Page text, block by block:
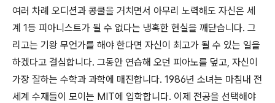
여러 차례 오디션과 콩쿨을 거치면서 아무리 노력해도 자신은 세
계 1등 피아니스트가 될 수 없다는 냉혹한 현실을 깨닫습니다. 그
리고는 기왕 무언가를 해야 한다면 자신이 최고가 될 수 있는 일을
하겠다고 결심합니다. 그동안 연습해 오던 피아노를 덮고, 자신이
가장 잘하는 수학과 과학에 매진합니다. 1986년 소녀는 마침내 전
세계 수재들이 모이는 MIT에 입학합니다. 이제 전공을 선택해야